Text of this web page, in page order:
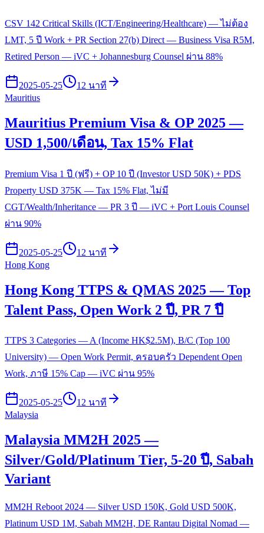
CSV 142 Critical Skills (ICT/Engineering/Healthcare) — ไม่ต้อง
LMT, 5 ปี Work + PR Section 27(b) Direct — Business Visa R5M,
Retired Person — iVC + Johannesburg Counsel ผ่าน 88%
2025-05-25
12 นาที
Mauritius
Mauritius Premium Visa & OP 2025 —
USD 1,500/เดือน, Tax 15% Flat
Premium Visa 1 ปี (ฟรี) + OP 10 ปี (Investor USD 50K) + PDS
Property USD 375K — Tax 15% Flat, ไม่มี
CGT/Wealth/Inheritance — PR 3 ปี — iVC + Port Louis Counsel
ผ่าน 90%
2025-05-25
12 นาที
Hong Kong
Hong Kong TTPS & QMAS 2025 — Top
Talent Pass, Open Work 2 ปี, PR 7 ปี
TTPS 3 Categories — A (Income HK$2.5M), B/C (Top 100
University) — Open Work Permit, ครอบครัว Dependent Open
Work, ภาษี 15% Cap — iVC ผ่าน 95%
2025-05-25
12 นาที
Malaysia
Malaysia MM2H 2025 —
Silver/Gold/Platinum Tier, 5-20 ปี, Sabah
Variant
MM2H Reboot 2024 — Silver USD 150K, Gold USD 500K,
Platinum USD 1M, Sabah MM2H, DE Rantau Digital Nomad —